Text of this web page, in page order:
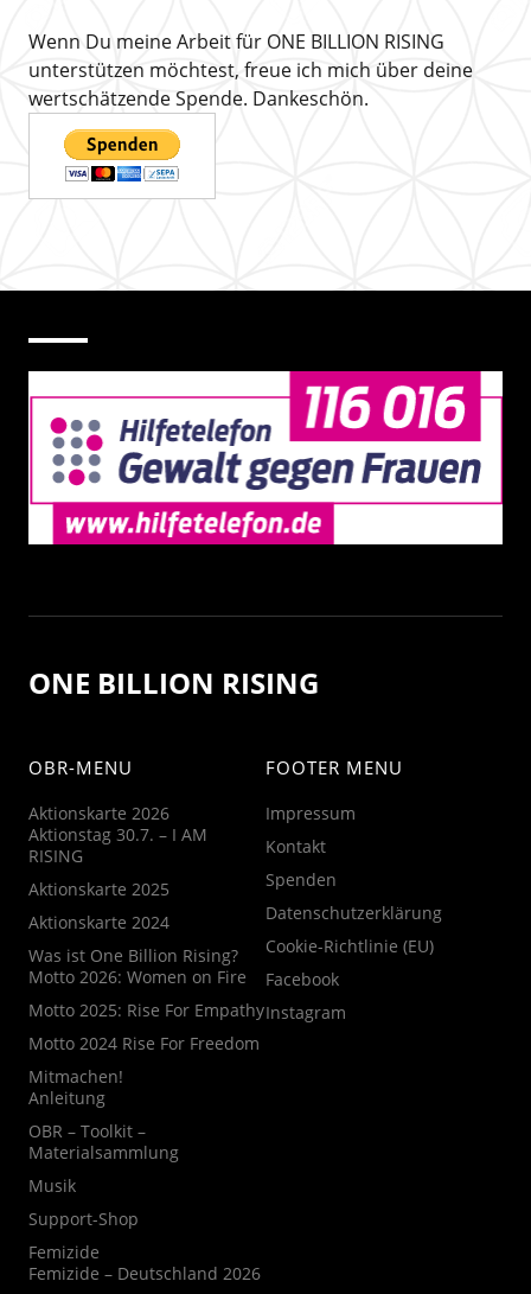
Wenn Du meine Arbeit für ONE BILLION RISING
unterstützen möchtest, freue ich mich über deine
wertschätzende Spende. Dankeschön.
ONE BILLION RISING
OBR-MENU
Aktionskarte 2026
Aktionstag 30.7. – I AM
RISING
Aktionskarte 2025
Aktionskarte 2024
Was ist One Billion Rising?
Motto 2026: Women on Fire
Motto 2025: Rise For Empathy
Motto 2024 Rise For Freedom
Mitmachen!
Anleitung
OBR – Toolkit –
Materialsammlung
Musik
Support-Shop
Femizide
Femizide – Deutschland 2026
FOOTER MENU
Impressum
Kontakt
Spenden
Datenschutzerklärung
Cookie-Richtlinie (EU)
Facebook
Instagram